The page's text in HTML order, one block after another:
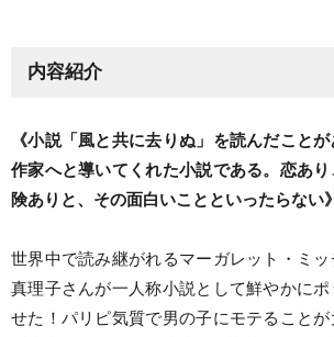
内容紹介
《小説「風と共に去りぬ」を読んだこと
作家へと導いてくれた小説である。恋あ
険ありと、その面白いことといったらない
世界中で読み継がれるマーガレット・ミ
真理子さんが一人称小説として鮮やかに
せた！パリピ気質で男の子にモテること